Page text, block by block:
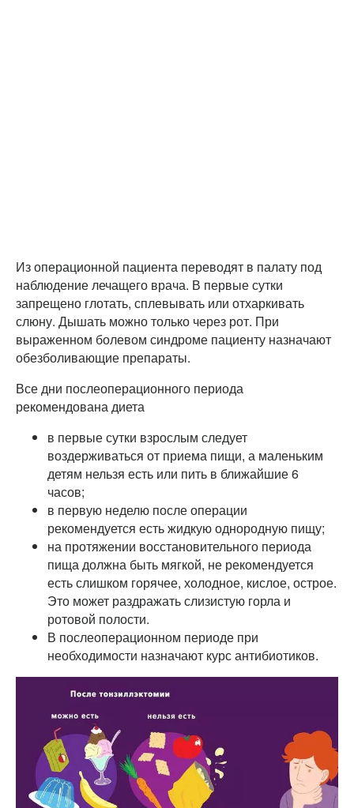
Из операционной пациента переводят в палату под
наблюдение лечащего врача. В первые сутки
запрещено глотать, сплевывать или отхаркивать
слюну. Дышать можно только через рот. При
выраженном болевом синдроме пациенту назначают
обезболивающие препараты.
Все дни послеоперационного периода
рекомендована диета
в первые сутки взрослым следует
воздерживаться от приема пищи, а маленьким
детям нельзя есть или пить в ближайшие 6
часов;
в первую неделю после операции
рекомендуется есть жидкую однородную пищу;
на протяжении восстановительного периода
пища должна быть мягкой, не рекомендуется
есть слишком горячее, холодное, кислое, острое.
Это может раздражать слизистую горла и
ротовой полости.
В послеоперационном периоде при
необходимости назначают курс антибиотиков.